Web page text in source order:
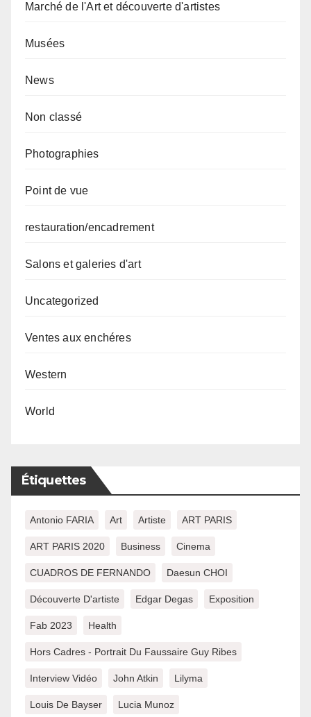
Marché de l'Art et découverte d'artistes
Musées
News
Non classé
Photographies
Point de vue
restauration/encadrement
Salons et galeries d'art
Uncategorized
Ventes aux enchéres
Western
World
Étiquettes
Antonio FARIA Art Artiste ART PARIS
ART PARIS 2020 Business Cinema
CUADROS DE FERNANDO Daesun CHOI
Découverte D'artiste Edgar Degas Exposition
Fab 2023 Health
Hors Cadres - Portrait Du Faussaire Guy Ribes
Interview Vidéo John Atkin Lilyma
Louis De Bayser Lucia Munoz